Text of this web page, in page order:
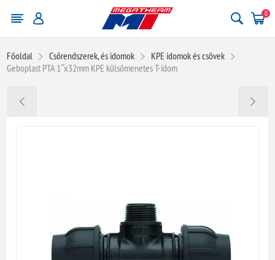
0
Főoldal Csőrendszerek, és idomok
KPE idomok és csövek
Geboplast PTA 1˝x32mm KPE külsőmenetes T-idom